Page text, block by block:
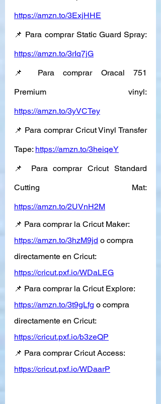
https://amzn.to/3ExjHHE
https://amzn.to/3rIq7jG
📌 Para comprar Oracal 751
https://amzn.to/3yVCTey
📌 Para comprar Cricut Vinyl Transfer
Tape: https://amzn.to/3heiqeY
📌 Para comprar Cricut Standard
https://amzn.to/2UVnH2M
📌 Para comprar la Cricut Maker:
https://amzn.to/3hzM9jd o compra
directamente en Cricut:
https://cricut.pxf.io/WDaLEG
📌 Para comprar la Cricut Explore:
https://amzn.to/3t9gLfg o compra
directamente en Cricut:
https://cricut.pxf.io/b3zeQP
📌 Para comprar Cricut Access:
https://cricut.pxf.io/WDaarP